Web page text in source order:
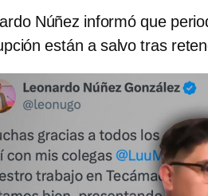
Núñez informó que
están a salvo tras